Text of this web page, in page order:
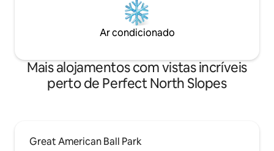
Ar condicionado
Mais alojamentos com vistas incríveis
perto de Perfect North Slopes
Great American Ball Park